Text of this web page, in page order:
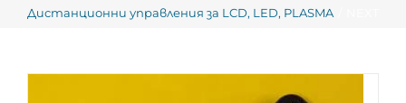
Дистанционни управления за LCD, LED, PLASMA